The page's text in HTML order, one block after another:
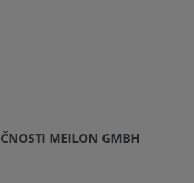
MEILON GMBH